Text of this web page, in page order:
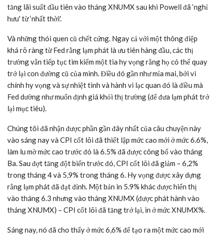
tăng lãi suất đầu tiên vào tháng XNUMX sau khi Powell đã ‘nghỉ
hưu' từ ‘nhất thời'.
Và những thói quen cũ chết cứng. Ngay cả với một thông điệp
khá rõ ràng từ Fed rằng lạm phát là ưu tiên hàng đầu, các thị
trường vẫn tiếp tục tìm kiếm một tia hy vọng rằng họ có thể quay
trở lại con đường cũ của mình. Điều đó gần như mỉa mai, bởi vì
chính hy vọng và sự nhiệt tình và hành vi lạc quan đó là điều mà
Fed dường như muốn định giá khỏi thị trường (để đưa lạm phát trở
lại mục tiêu).
Chúng tôi đã nhận được phần gần đây nhất của câu chuyện này
vào sáng nay và CPI cốt lõi đã thiết lập mức cao mới ở mức 6.6%,
làm lu mờ mức cao trước đó là 6.5% đã được công bố vào tháng
Ba. Sau đợt tăng đột biến trước đó, CPI cốt lõi đã giảm – 6,2%
trong tháng 4 và 5,9% trong tháng 6. Hy vọng được xây dựng
rằng lạm phát đã đạt đỉnh. Một bản in 5.9% khác được hiển thị
vào tháng 6.3 nhưng vào tháng XNUMX (được phát hành vào
tháng XNUMX) – CPI cốt lõi đã tăng trở lại, in ở mức XNUMX%.
Sáng nay, nó đã cho thấy ở mức 6,6% để tạo ra một mức cao mới